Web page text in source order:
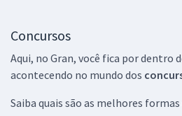
Concursos
Aqui, no Gran, você fica por dentro
acontecendo no mundo dos
Saiba quais são as melhores formas